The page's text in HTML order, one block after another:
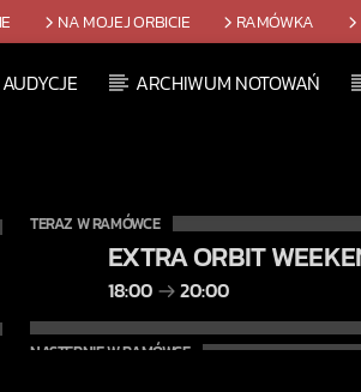
NA MOJEJ ORBICIE RAMÓWKA
AUDYCJE ARCHIWUM NOTOWAŃ
TERAZ W RAMÓWCE
EXTRA ORBIT
18:00 20:00
NASTĘPNIE W RAMÓWCE